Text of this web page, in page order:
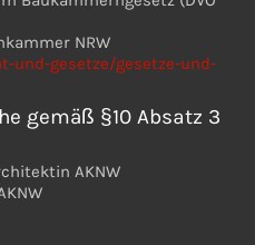
NRW
und-gesetze/gesetze-und-
gemäß §10 Absatz 3
AKNW